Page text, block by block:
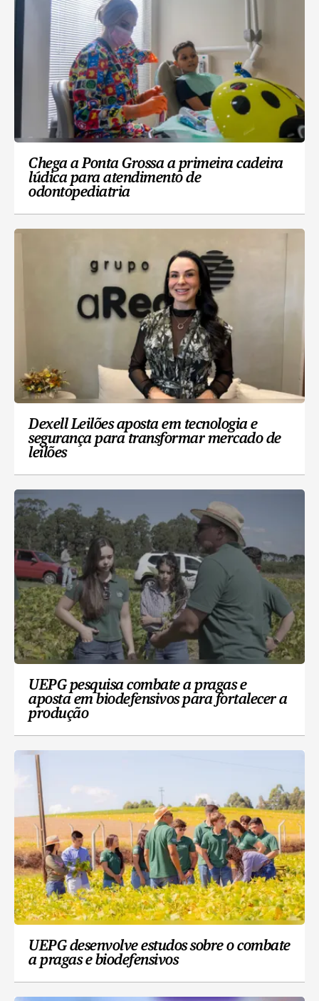
Chega a Ponta Grossa a primeira cadeira
lúdica para atendimento de
odontopediatria
Dexell Leilões aposta em tecnologia e
segurança para transformar mercado de
leilões
UEPG pesquisa combate a pragas e
aposta em biodefensivos para fortalecer a
produção
UEPG desenvolve estudos sobre o combate
a pragas e biodefensivos